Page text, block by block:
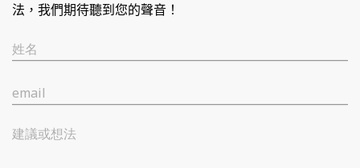
法，我們期待聽到您的聲音！
姓名
email
建議或想法